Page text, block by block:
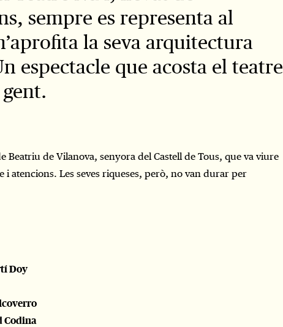
sempre es representa al
la seva arquitectura
espectacle que acosta el teatre
Beatriu de Vilanova, senyora del Castell de Tous, que va viure
i atencions. Les seves riqueses, però, no van durar per
Doy
Codina